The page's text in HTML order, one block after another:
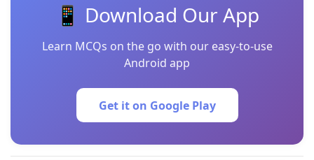
📱 Download Our App
Learn MCQs on the go with our easy-to-use
Android app
Get it on Google Play